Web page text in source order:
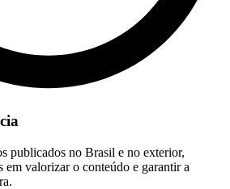
publicados no Brasil e no exterior,
em valorizar o conteúdo e garantir a